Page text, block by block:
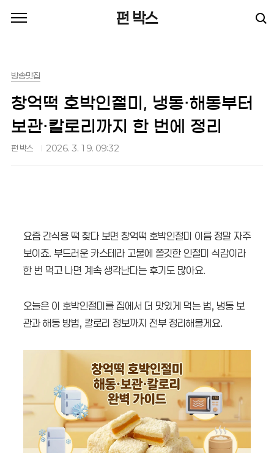
펀 박스
방송맛집
창억떡 호박인절미, 냉동·해동부터
보관·칼로리까지 한 번에 정리
펀 박스 2026. 3. 19. 09:32
요즘 간식용 떡 찾다 보면 창억떡 호박인절미 이름 정말 자주
보이죠. 부드러운 카스테라 고물에 쫄깃한 인절미 식감이라
한 번 먹고 나면 계속 생각난다는 후기도 많아요.
오늘은 이 호박인절미를 집에서 더 맛있게 먹는 법, 냉동 보
관과 해동 방법, 칼로리 정보까지 전부 정리해볼게요.